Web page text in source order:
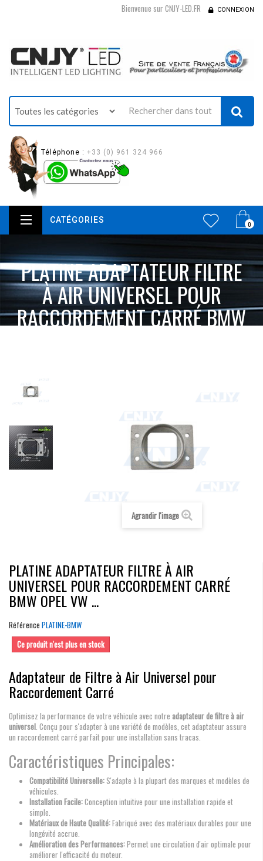
Bienvenue sur CNJY-LED.FR CONNEXION
Téléphone : +33 (0) 961 324 966
0
CATÉGORIES
PLATINE ADAPTATEUR FILTRE
À AIR UNIVERSEL POUR
RACCORDEMENT CARRÉ BMW
Agrandir l'image
PLATINE ADAPTATEUR FILTRE À AIR
UNIVERSEL POUR RACCORDEMENT CARRÉ
BMW OPEL VW ...
Référence PLATINE-BMW
Ce produit n'est plus en stock
Adaptateur de Filtre à Air Universel pour
Raccordement Carré
Optimisez la performance de votre véhicule avec notre adaptateur de filtre à air
universel. Conçu pour s'adapter à une variété de modèles, cet adaptateur assure
un raccordement carré parfait pour une installation sans tracas.
Caractéristiques Principales:
Compatibilité Universelle:S'adapte à la plupart des marques et modèles de
véhicules.
Installation Facile:Conception intuitive pour une installation rapide et
simple.
Matériaux de Haute Qualité:Fabriqué avec des matériaux durables pour une
longévité accrue.
Amélioration des Performances:Permet une circulation d'air optimale pour
améliorer l'efficacité du moteur.